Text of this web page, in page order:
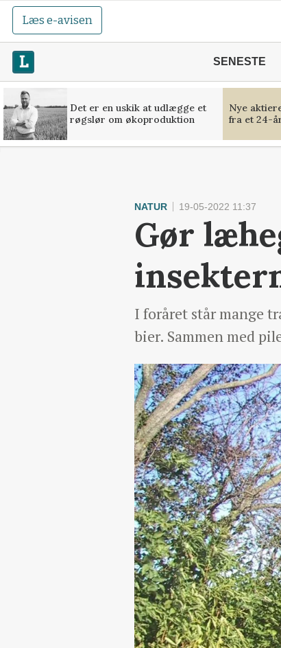
Læs e-avisen
SENESTE
Det er en uskik at udlægge et
røgslør om økoproduktion
Nye
fra et 24-
NATUR 19-05-2022 11:37
Gør
I foråret står mange
bier. Sammen med